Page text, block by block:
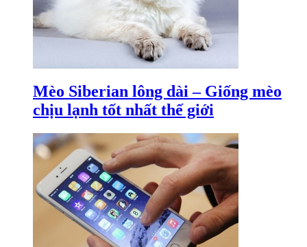
Mèo Siberian lông dài – Giống mèo
chịu lạnh tốt nhất thế giới